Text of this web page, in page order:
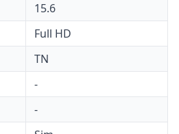
15.6
Full HD
TN
-
-